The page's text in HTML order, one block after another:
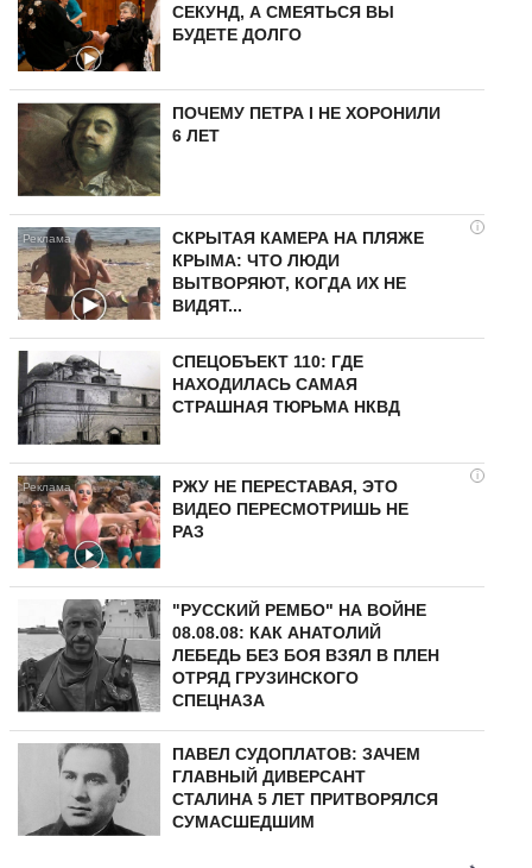
СЕКУНД, А СМЕЯТЬСЯ ВЫ
БУДЕТЕ ДОЛГО
ПОЧЕМУ ПЕТРА I НЕ ХОРОНИЛИ
6 ЛЕТ
i
СКРЫТАЯ КАМЕРА НА ПЛЯЖЕ
КРЫМА: ЧТО ЛЮДИ
ВЫТВОРЯЮТ, КОГДА ИХ НЕ
ВИДЯТ...
СПЕЦОБЪЕКТ 110: ГДЕ
НАХОДИЛАСЬ САМАЯ
СТРАШНАЯ ТЮРЬМА НКВД
i
РЖУ НЕ ПЕРЕСТАВАЯ, ЭТО
ВИДЕО ПЕРЕСМОТРИШЬ НЕ
РАЗ
"РУССКИЙ РЕМБО" НА ВОЙНЕ
08.08.08: КАК АНАТОЛИЙ
ЛЕБЕДЬ БЕЗ БОЯ ВЗЯЛ В ПЛЕН
ОТРЯД ГРУЗИНСКОГО
СПЕЦНАЗА
ПАВЕЛ СУДОПЛАТОВ: ЗАЧЕМ
ГЛАВНЫЙ ДИВЕРСАНТ
СТАЛИНА 5 ЛЕТ ПРИТВОРЯЛСЯ
СУМАСШЕДШИМ